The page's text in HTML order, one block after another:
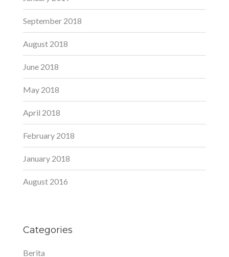
September 2018
August 2018
June 2018
May 2018
April 2018
February 2018
January 2018
August 2016
Categories
Berita